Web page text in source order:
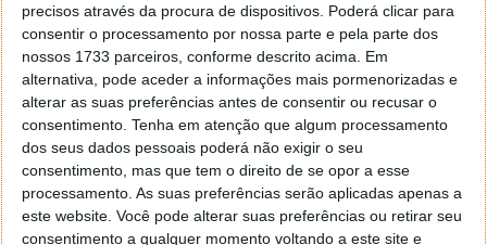
precisos através da procura de dispositivos. Poderá clicar para
consentir o processamento por nossa parte e pela parte dos
nossos 1733 parceiros, conforme descrito acima. Em
alternativa, pode aceder a informações mais pormenorizadas e
alterar as suas preferências antes de consentir ou recusar o
consentimento. Tenha em atenção que algum processamento
dos seus dados pessoais poderá não exigir o seu
consentimento, mas que tem o direito de se opor a esse
processamento. As suas preferências serão aplicadas apenas a
este website. Você pode alterar suas preferências ou retirar seu
consentimento a qualquer momento voltando a este site e
Desculpa mas o link funciona. Seja como for segue por mail
o MSn Messenger 8.
Responder
Vítor M.
@Rui
Tens de encontrar o que te falei. Faz da seguinte maneira,
janela iniciar e no topo dessa janela com o botão direito do
rato faz propriedades. Depois no separador Menu ‘Iniciar’
clica no botão ‘Personalizar’ aí encontrarás no separador